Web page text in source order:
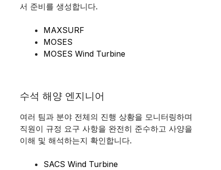
서 준비를 생성합니다.
MAXSURF
MOSES
MOSES Wind Turbine
수석 해양 엔지니어
여러 팀과 분야 전체의 진행 상황을 모니터링하며
직원이 규정 요구 사항을 완전히 준수하고 사양을
이해 및 해석하는지 확인합니다.
SACS Wind Turbine